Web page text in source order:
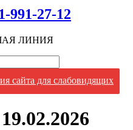
991-27-12
ЛИНИЯ
сайта для слабовидящих
19.02.2026